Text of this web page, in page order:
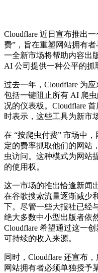
Cloudflare 近日宣布推出
费”，旨在重塑网站拥有
一全新市场将帮助内容出
AI 公司提供一种公平的抓
过去一年，Cloudflare 为
包括一键阻止所有 AI 爬
况的仪表板。Cloudflare
时表示，这些工具为新市
在 “按爬虫付费” 市场中
定的费率抓取他们的网站
虫访问。这种模式为网站
的使用权。
这一市场的推出恰逢新闻
在谷歌搜索流量逐渐减少
下。尽管一些大报社已经
绝大多数中小型出版者依
Cloudflare 希望通过这一
可持续的收入来源。
同时，Cloudflare 还宣布
网站拥有者必须单独授予